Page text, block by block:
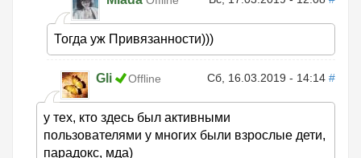
Тогда уж Привязанности)))
Gli Offline Сб, 16.03.2019 - 14:14 #
у тех, кто здесь был активными
пользователями у многих были взрослые дети,
парадокс, мда)